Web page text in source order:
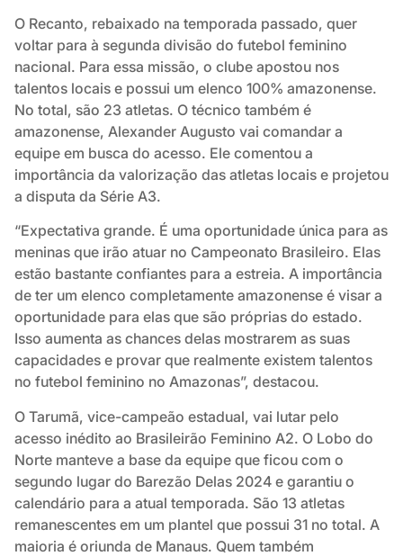
O Recanto, rebaixado na temporada passado, quer
voltar para à segunda divisão do futebol feminino
nacional. Para essa missão, o clube apostou nos
talentos locais e possui um elenco 100% amazonense.
No total, são 23 atletas. O técnico também é
amazonense, Alexander Augusto vai comandar a
equipe em busca do acesso. Ele comentou a
importância da valorização das atletas locais e projetou
a disputa da Série A3.
“Expectativa grande. É uma oportunidade única para as
meninas que irão atuar no Campeonato Brasileiro. Elas
estão bastante confiantes para a estreia. A importância
de ter um elenco completamente amazonense é visar a
oportunidade para elas que são próprias do estado.
Isso aumenta as chances delas mostrarem as suas
capacidades e provar que realmente existem talentos
no futebol feminino no Amazonas”, destacou.
O Tarumã, vice-campeão estadual, vai lutar pelo
acesso inédito ao Brasileirão Feminino A2. O Lobo do
Norte manteve a base da equipe que ficou com o
segundo lugar do Barezão Delas 2024 e garantiu o
calendário para a atual temporada. São 13 atletas
remanescentes em um plantel que possui 31 no total. A
maioria é oriunda de Manaus. Quem também